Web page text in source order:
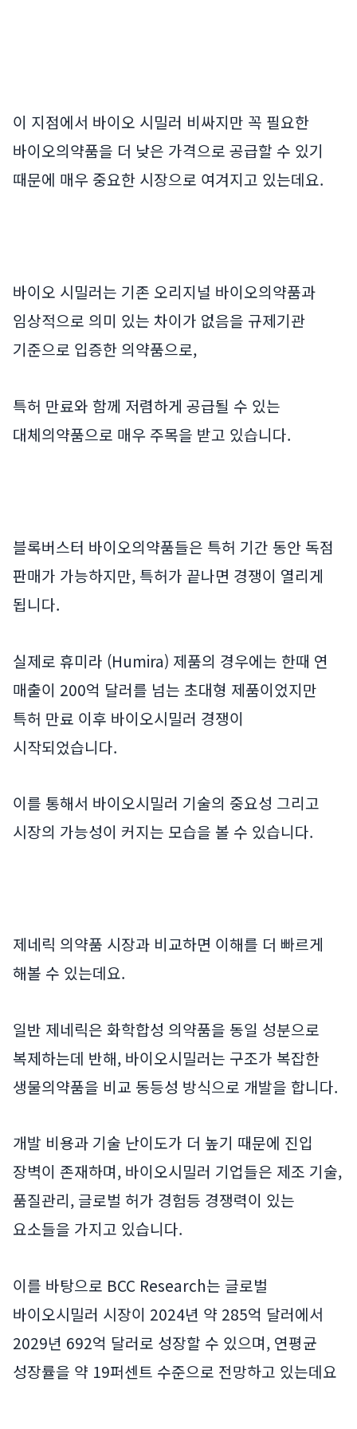
이 지점에서 바이오 시밀러 비싸지만 꼭 필요한
바이오의약품을 더 낮은 가격으로 공급할 수 있기
때문에 매우 중요한 시장으로 여겨지고 있는데요.
바이오 시밀러는 기존 오리지널 바이오의약품과
임상적으로 의미 있는 차이가 없음을 규제기관
기준으로 입증한 의약품으로,
특허 만료와 함께 저렴하게 공급될 수 있는
대체의약품으로 매우 주목을 받고 있습니다.
블록버스터 바이오의약품들은 특허 기간 동안 독점
판매가 가능하지만, 특허가 끝나면 경쟁이 열리게
됩니다.
실제로 휴미라 (Humira) 제품의 경우에는 한때 연
매출이 200억 달러를 넘는 초대형 제품이었지만
특허 만료 이후 바이오시밀러 경쟁이
시작되었습니다.
이를 통해서 바이오시밀러 기술의 중요성 그리고
시장의 가능성이 커지는 모습을 볼 수 있습니다.
제네릭 의약품 시장과 비교하면 이해를 더 빠르게
해볼 수 있는데요.
일반 제네릭은 화학합성 의약품을 동일 성분으로
복제하는데 반해, 바이오시밀러는 구조가 복잡한
생물의약품을 비교 동등성 방식으로 개발을 합니다.
개발 비용과 기술 난이도가 더 높기 때문에 진입
장벽이 존재하며, 바이오시밀러 기업들은 제조 기술,
품질관리, 글로벌 허가 경험등 경쟁력이 있는
요소들을 가지고 있습니다.
이를 바탕으로 BCC Research는 글로벌
바이오시밀러 시장이 2024년 약 285억 달러에서
2029년 692억 달러로 성장할 수 있으며, 연평균
성장률을 약 19퍼센트 수준으로 전망하고 있는데요